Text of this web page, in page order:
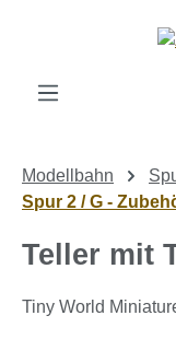
Zum Hauptinhalt
Modellbahn
Spur 2 / G -
Teller mit
Tiny World